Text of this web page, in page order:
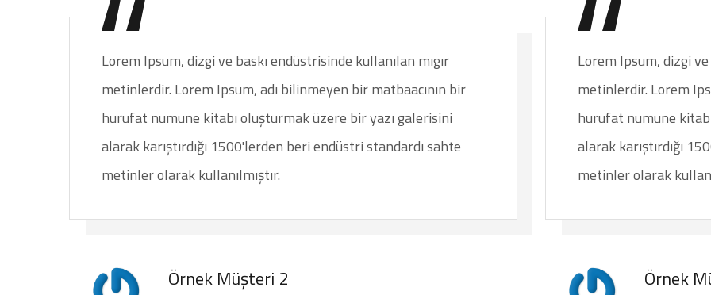
Lorem Ipsum, dizgi ve baskı endüstrisinde kullanılan mıgır
metinlerdir. Lorem Ipsum, adı bilinmeyen bir matbaacının bir
hurufat numune kitabı oluşturmak üzere bir yazı galerisini
alarak karıştırdığı 1500'lerden beri endüstri standardı sahte
metinler olarak kullanılmıştır.
Örnek Müşteri 2
Lorem Ipsum, dizgi
metinlerdir. Lorem
hurufat numune
alarak karıştırdığı
metinler olarak
Örnek